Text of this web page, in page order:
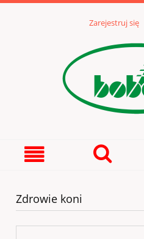
Zarejestruj się
Zdrowie koni